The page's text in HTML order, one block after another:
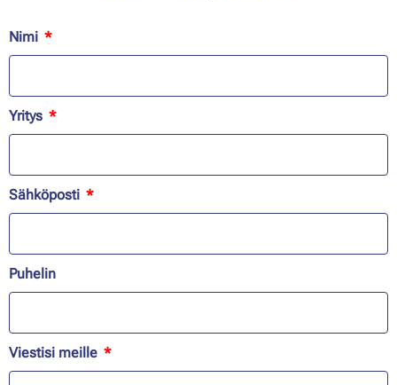
Nimi
Yritys
Sähköposti
Puhelin
Viestisi meille